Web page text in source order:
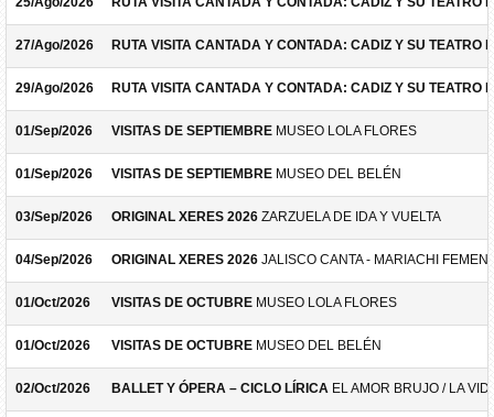
27/Ago/2026 RUTA VISITA CANTADA Y CONTADA: CADIZ Y SU TEATRO
29/Ago/2026 RUTA VISITA CANTADA Y CONTADA: CADIZ Y SU TEATRO
01/Sep/2026 VISITAS DE SEPTIEMBRE MUSEO LOLA FLORES
01/Sep/2026 VISITAS DE SEPTIEMBRE MUSEO DEL BELÉN
03/Sep/2026 ORIGINAL XERES 2026 ZARZUELA DE IDA Y VUELTA
04/Sep/2026 ORIGINAL XERES 2026 JALISCO CANTA - MARIACHI
01/Oct/2026 VISITAS DE OCTUBRE MUSEO LOLA FLORES
01/Oct/2026 VISITAS DE OCTUBRE MUSEO DEL BELÉN
02/Oct/2026 BALLET Y ÓPERA – CICLO LÍRICA EL AMOR BRUJO / LA